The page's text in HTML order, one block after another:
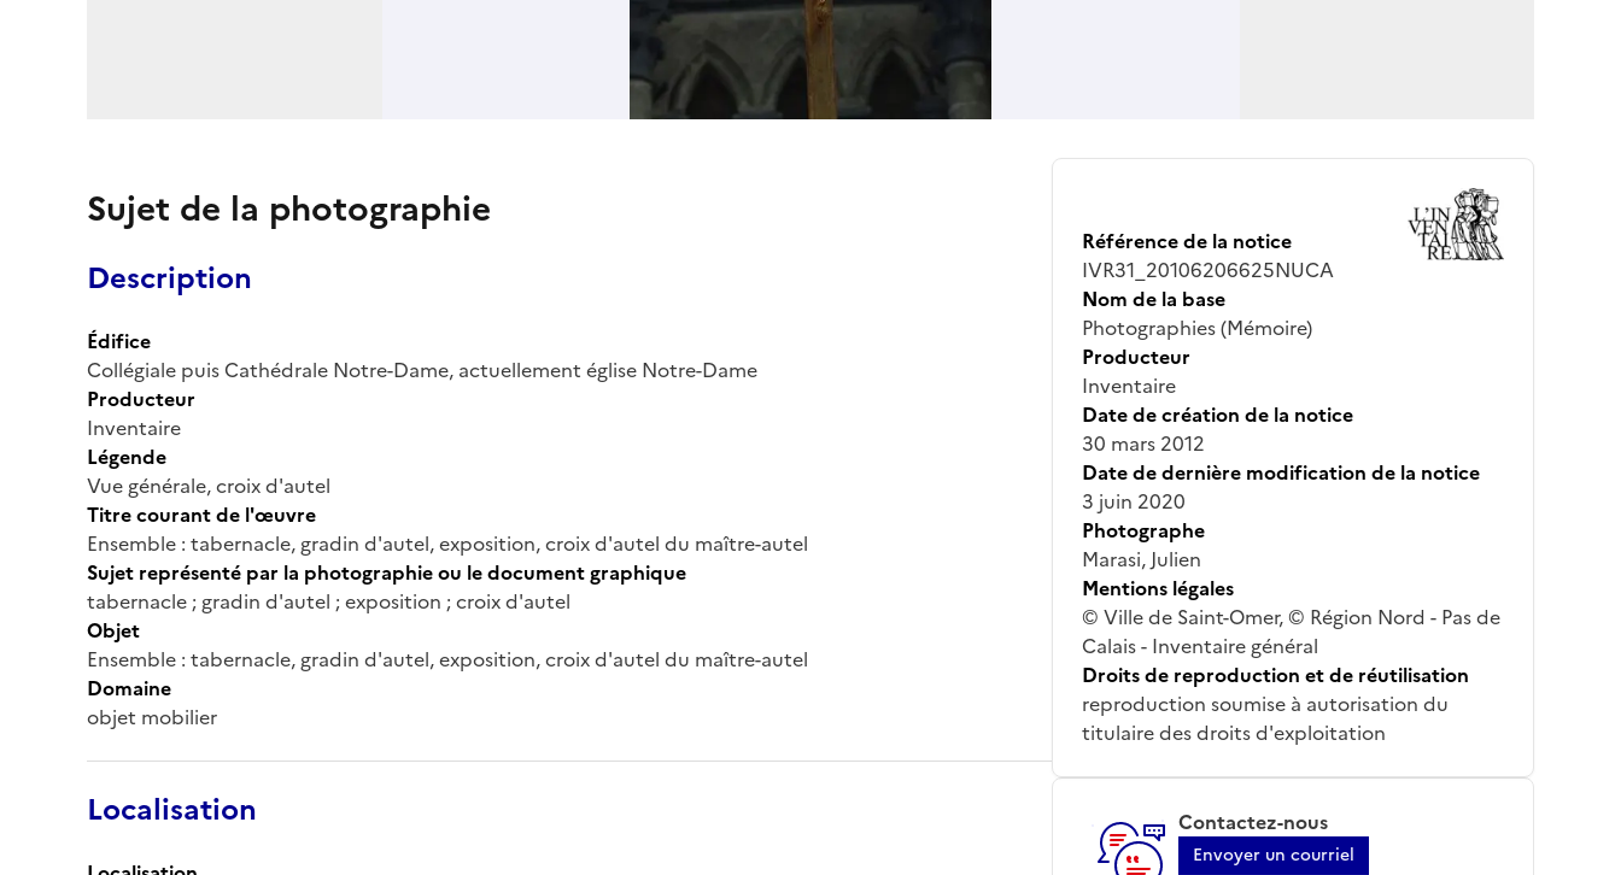
Sujet de la photographie
Description
Édifice
Collégiale puis Cathédrale Notre-Dame, actuellement église Notre-Dame
Producteur
Inventaire
Légende
Vue générale, croix d'autel
Titre courant de l'œuvre
Ensemble : tabernacle, gradin d'autel, exposition, croix d'autel du maître-autel
Sujet représenté par la photographie ou le document graphique
tabernacle ; gradin d'autel ; exposition ; croix d'autel
Objet
Ensemble : tabernacle, gradin d'autel, exposition, croix d'autel du maître-autel
Domaine
objet mobilier
Localisation
Référence de la notice
IVR31_20106206625NUCA
Nom de la base
Photographies (Mémoire)
Producteur
Inventaire
Date de création de la notice
30 mars 2012
Date de dernière modification de la notice
3 juin 2020
Photographe
Marasi, Julien
Mentions légales
© Ville de Saint-Omer, © Région Nord - Pas de
Calais - Inventaire général
Droits de reproduction et de réutilisation
reproduction soumise à autorisation du
titulaire des droits d'exploitation
Contactez-nous
Envoyer un courriel